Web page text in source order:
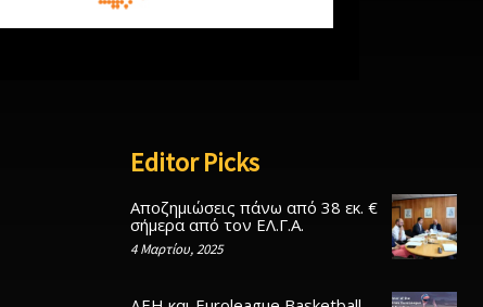
Editor Picks
Αποζημιώσεις πάνω από 38 εκ. €
σήμερα από τον ΕΛ.Γ.Α.
4 Μαρτίου, 2025